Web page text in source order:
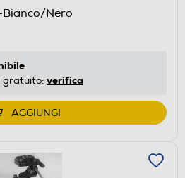
Bianco/Nero
gratuito: verifica
AGGIUNGI